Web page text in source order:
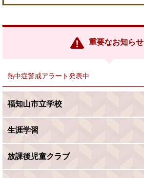
リ
重要なお知らせ
熱中症警戒アラート発表中
福知山市立学校
生涯学習
放課後児童クラブ